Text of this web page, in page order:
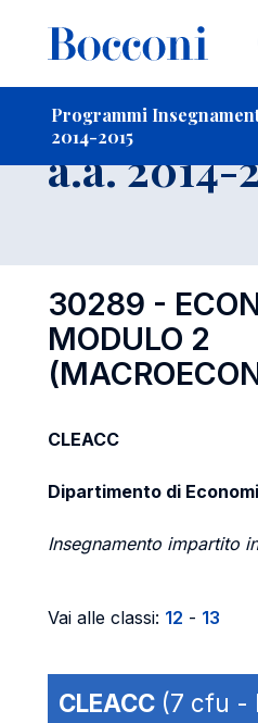
Programmi
2014-2015
-
a.a. 2014-
30289 -
MODULO 2
CLEACC
Dipartimento di
Insegnamento impartito
Vai alle classi: 12 - 13
CLEACC (7 cfu -